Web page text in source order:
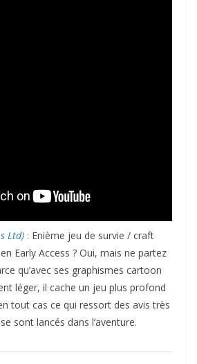
Ltd) : Enième jeu de survie / craft
Early Access ? Oui, mais ne partez
qu’avec ses graphismes cartoon
léger, il cache un jeu plus profond
en tout cas ce qui ressort des avis très
sont lancés dans l’aventure.